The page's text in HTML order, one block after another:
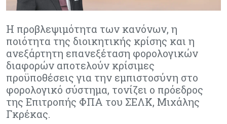
Η προβλεψιμότητα των κανόνων, η
ποιότητα της διοικητικής κρίσης και η
ανεξάρτητη επανεξέταση φορολογικών
διαφορών αποτελούν κρίσιμες
προϋποθέσεις για την εμπιστοσύνη στο
φορολογικό σύστημα, τονίζει ο πρόεδρος
της Επιτροπής ΦΠΑ του ΣΕΛΚ, Μιχάλης
Γκρέκας.